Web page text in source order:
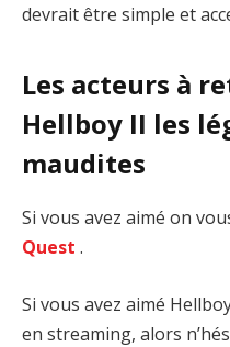
devrait être simple et
Les acteurs à
Hellboy II les
maudites
Si vous avez aimé on
Quest .
Si vous avez aimé
en streaming, alors